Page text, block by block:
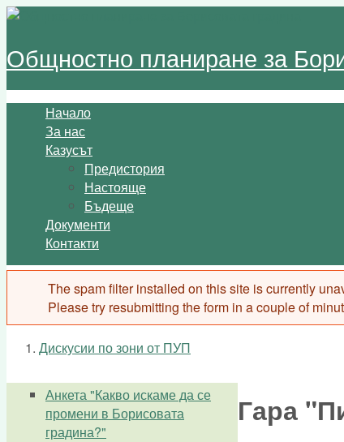
Skip to main content
Общностно планиране за
Main menu
Начало
За нас
Казусът
Предистория
Настояще
Бъдеще
Документи
Контакти
Error message
The spam filter installed on this site is currently
Please try resubmitting the form in a couple of
Дискусии по зони от ПУП
Гара
Анкета "Какво искаме да се
промени в Борисовата
градина?"